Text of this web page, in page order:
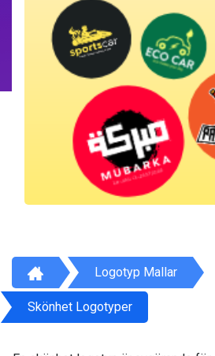
Logotyp Mallar
Skönhet Logotyper